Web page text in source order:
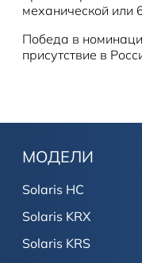
механической или
Победа в
присутствие в
МОДЕЛИ
Solaris HC
Solaris KRX
Solaris KRS